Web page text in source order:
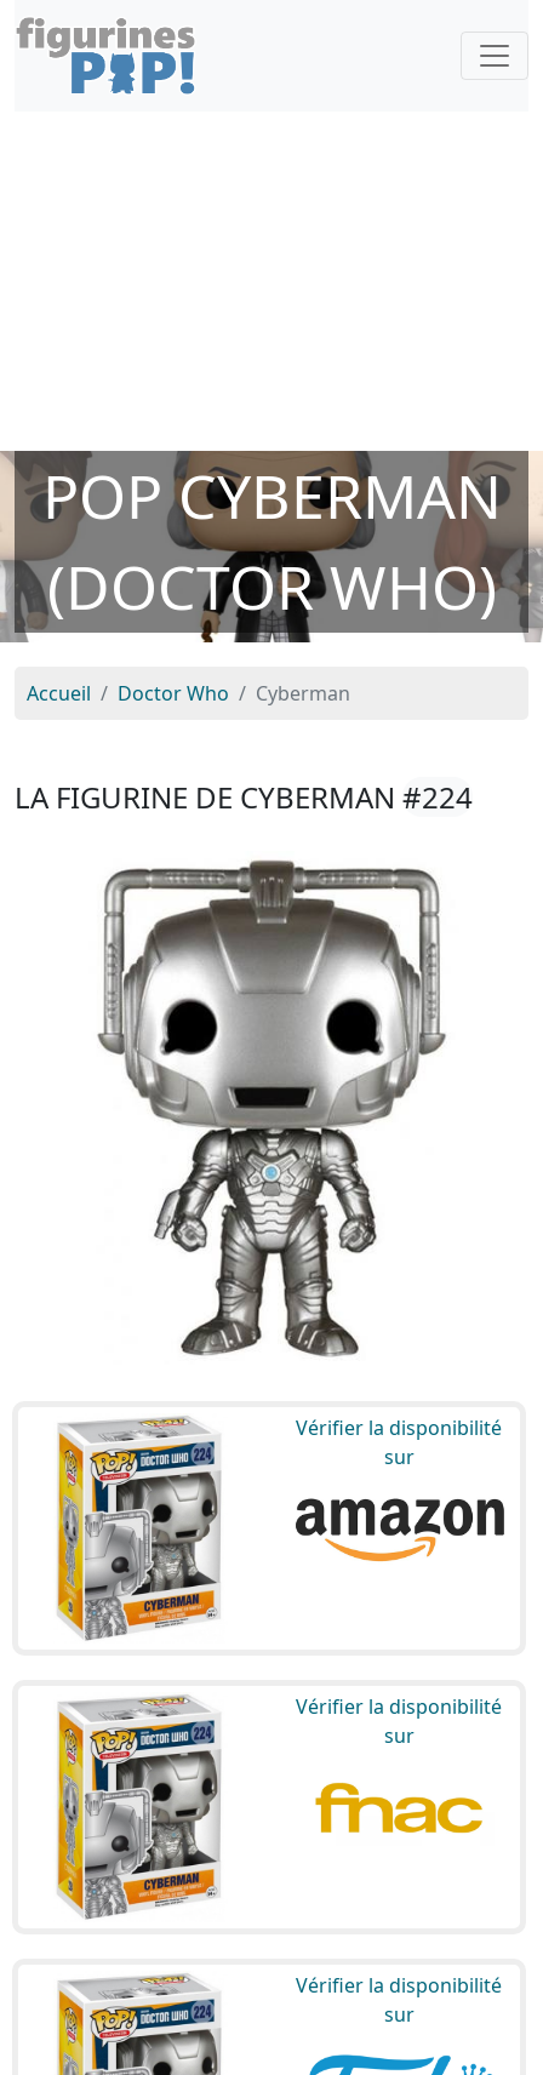
POP CYBERMAN
(DOCTOR WHO)
Accueil Doctor Who Cyberman
LA FIGURINE DE CYBERMAN #224
Vérifier la disponibilité
sur
Vérifier la disponibilité
sur
Vérifier la disponibilité
sur